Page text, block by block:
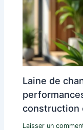
Laine de
construction
Laisser un